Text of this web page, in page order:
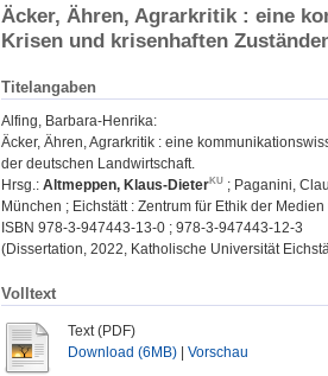
Äcker, Ähren, Agrarkritik : eine
Krisen und krisenhaften
Titelangaben
Alfing, Barbara-Henrika:
Äcker, Ähren, Agrarkritik : eine
der deutschen Landwirtschaft.
Hrsg.: Altmeppen, Klaus-Dieter ; Paganini,
München ; Eichstätt : Zentrum für Ethik der
ISBN 978-3-947443-13-0 ; 978-3-947443-12-3
(Dissertation, 2022, Katholische Universität
Volltext
Text (PDF)
Download (6MB)
Vorschau